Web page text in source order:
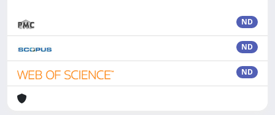
ND
ND
ND